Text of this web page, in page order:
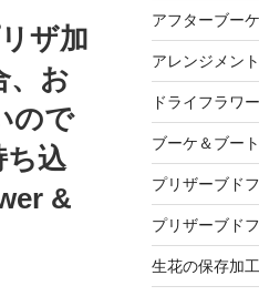
ザ加
、お
ので
ち込
&
アフターブーケ
アレンジメント
ドライフラワー
ブーケ＆ブー
プリザーブド
プリザーブド
生花の保存加工